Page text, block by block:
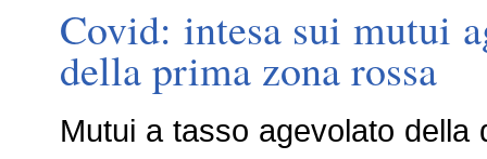
Covid: intesa sui mutui
della prima zona rossa
Mutui a tasso agevolato